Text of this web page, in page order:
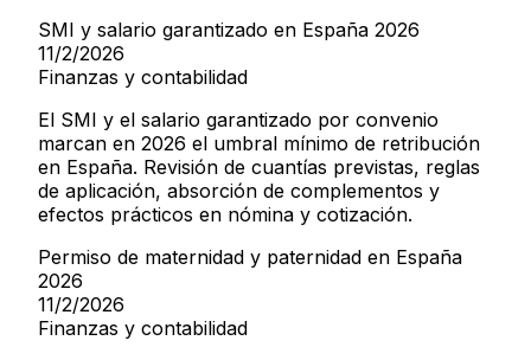
SMI y salario garantizado en España 2026
11/2/2026
Finanzas y contabilidad
El SMI y el salario garantizado por convenio
marcan en 2026 el umbral mínimo de retribución
en España. Revisión de cuantías previstas, reglas
de aplicación, absorción de complementos y
efectos prácticos en nómina y cotización.
Permiso de maternidad y paternidad en España
2026
11/2/2026
Finanzas y contabilidad